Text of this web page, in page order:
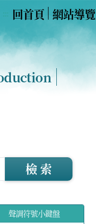
回首頁 網站導覽
檢 索
聲調符號小鍵盤